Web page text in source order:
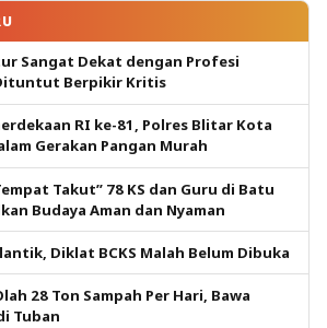
Sangat Dekat dengan Profesi
Berpikir Kritis
RI ke-81, Polres Blitar Kota
Gerakan Pangan Murah
Takut” 78 KS dan Guru di Batu
Budaya Aman dan Nyaman
Diklat BCKS Malah Belum Dibuka
28 Ton Sampah Per Hari, Bawa
Tuban